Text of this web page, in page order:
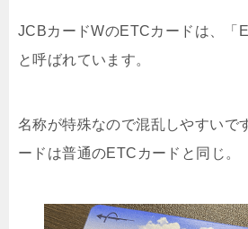
JCBカードWのETCカードは、「
と呼ばれています。
名称が特殊なので混乱しやすいで
ードは普通のETCカードと同じ 。